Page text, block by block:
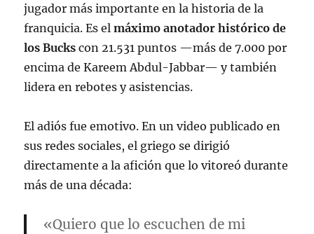
jugador más importante en la historia de la
franquicia. Es elmáximo anotador histórico de
los Bucks con 21.531 puntos —más de 7.000 por
encima de Kareem Abdul-Jabbar— y también
lidera en rebotes y asistencias.
El adiós fue emotivo. En un video publicado en
sus redes sociales, el griego se dirigió
directamente a la afición que lo vitoreó durante
más de una década:
«Quiero que lo escuchen de mi